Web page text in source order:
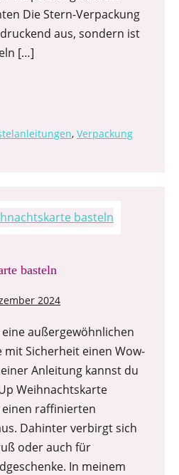
Die Stern-Verpackung
aus, sondern ist
[…]
, Verpackung
basteln
2024
außergewöhnlichen
Sicherheit einen Wow-
Anleitung kannst du
Weihnachtskarte
einen raffinierten
Dahinter verbirgt sich
oder auch für
In meinem